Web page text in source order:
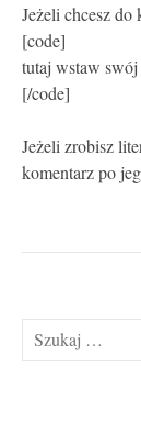
Jeżeli chcesz
[code]
tutaj wstaw
[/code]
Jeżeli zrobisz
komentarz po
Szukaj: